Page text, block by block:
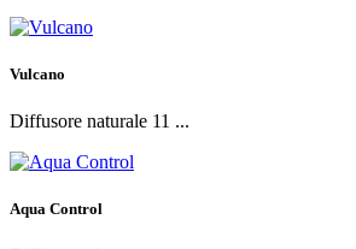
Vulcano
Diffusore naturale 11 ...
Aqua Control